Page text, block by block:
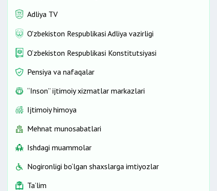
Adliya TV
O'zbekiston Respublikasi Adliya vazirligi
O‘zbekiston Respublikasi Konstitutsiyasi
Pensiya va nafaqalar
“Inson” ijtimoiy xizmatlar markazlari
Ijtimoiy himoya
Mehnat munosabatlari
Ishdagi muammolar
Nogironligi bo‘lgan shaxslarga imtiyozlar
Ta’lim